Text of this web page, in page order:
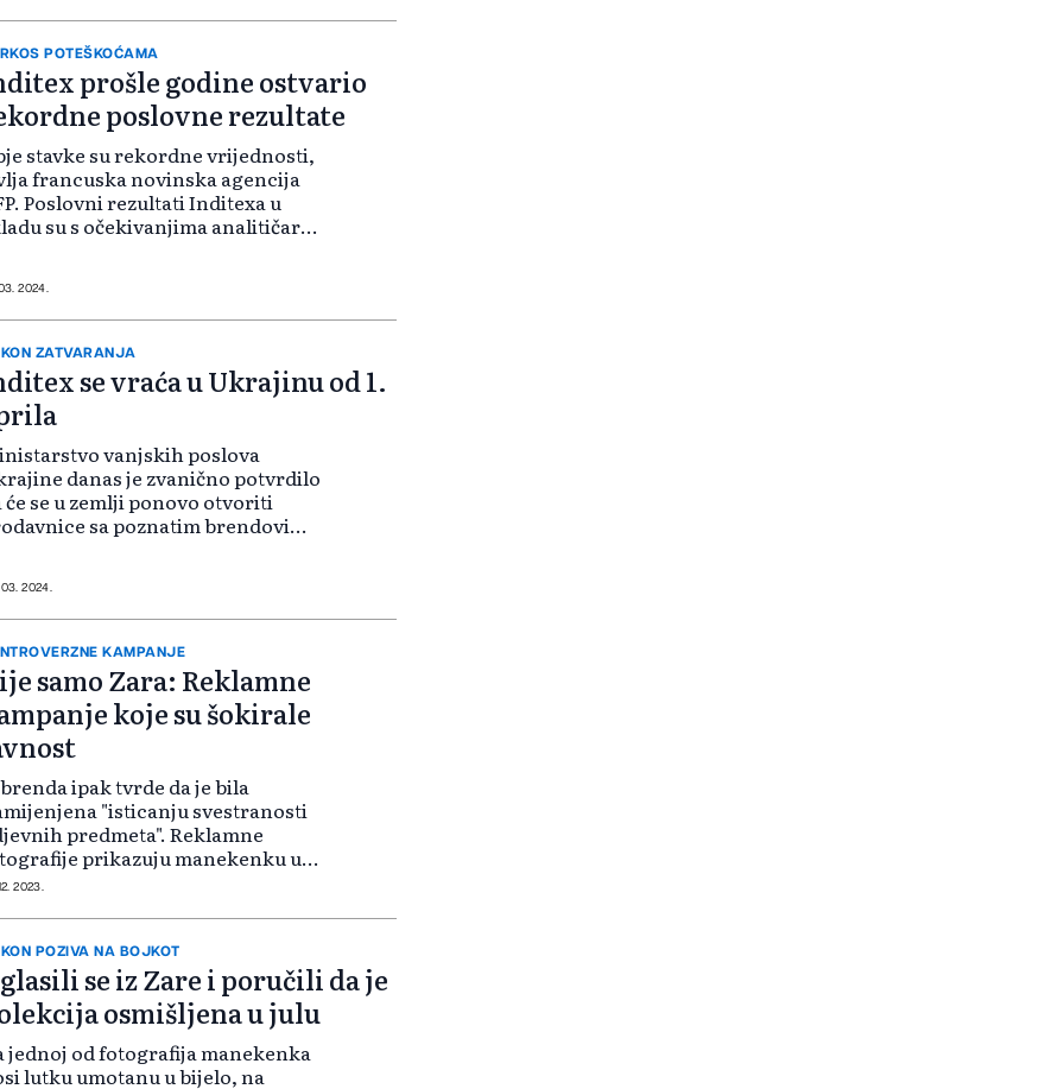
i muških modela koji
za mod...
POTEŠKOĆAMA
prošle godine ostvario
poslovne rezultate
stavke su rekordne vrijednosti,
francuska novinska agencija
Poslovni rezultati Inditexa u
su s očekivanjima analitičara,
uspjeli iskoris...
2024.
ZATVARANJA
se vraća u Ukrajinu od 1.
vanjskih poslova
danas je zvanično potvrdilo
će se u zemlji ponovo otvoriti
sa poznatim brendovima
ili Massimo Dutti,
2024.
KAMPANJE
samo Zara: Reklamne
koje su šokirale
ipak tvrde da je bila
"isticanju svestranosti
predmeta". Reklamne
prikazuju manekenku u
odjeći, okruženu kipovima
Takav prikaz kipova ljude je
2023.
POZIVA NA BOJKOT
se iz Zare i poručili da je
osmišljena u julu
jednoj od fotografija manekenka
lutku umotanu u bijelo, na